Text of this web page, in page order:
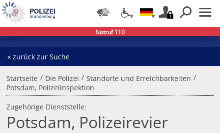
« zurück zur Suche
Startseite / Die Polizei / Standorte und Erreichbarkeiten /
Potsdam, Polizeiinspektion
Zugehörige Dienststelle:
Potsdam, Polizeirevier
Notruf 110